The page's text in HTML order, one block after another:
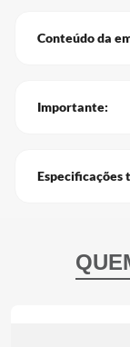
Conteúdo da
Importante:
Especificações